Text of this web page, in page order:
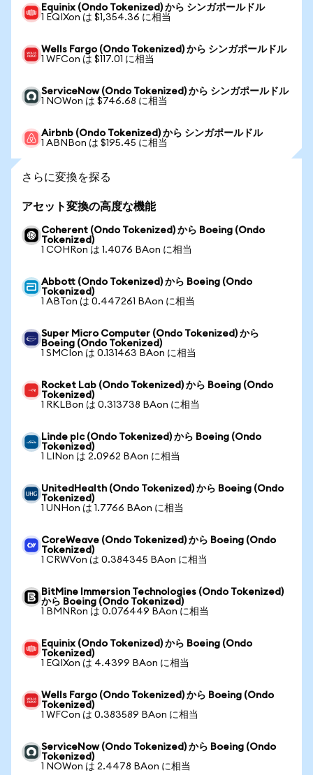
Equinix (Ondo Tokenized) から シンガポールドル
1 EQIXon は $1,354.36 に相当
Wells Fargo (Ondo Tokenized) から シンガポールドル
1 WFCon は $117.01 に相当
ServiceNow (Ondo Tokenized) から シンガポールドル
1 NOWon は $746.68 に相当
Airbnb (Ondo Tokenized) から シンガポールドル
1 ABNBon は $195.45 に相当
さらに変換を探る
アセット変換の高度な機能
Coherent (Ondo Tokenized) から Boeing (Ondo
Tokenized)
1 COHRon は 1.4076 BAon に相当
Abbott (Ondo Tokenized) から Boeing (Ondo
Tokenized)
1 ABTon は 0.447261 BAon に相当
Super Micro Computer (Ondo Tokenized) から
Boeing (Ondo Tokenized)
1 SMCIon は 0.131463 BAon に相当
Rocket Lab (Ondo Tokenized) から Boeing (Ondo
Tokenized)
1 RKLBon は 0.313738 BAon に相当
Linde plc (Ondo Tokenized) から Boeing (Ondo
Tokenized)
1 LINon は 2.0962 BAon に相当
UnitedHealth (Ondo Tokenized) から Boeing (Ondo
Tokenized)
1 UNHon は 1.7766 BAon に相当
CoreWeave (Ondo Tokenized) から Boeing (Ondo
Tokenized)
1 CRWVon は 0.384345 BAon に相当
BitMine Immersion Technologies (Ondo Tokenized)
から Boeing (Ondo Tokenized)
1 BMNRon は 0.076449 BAon に相当
Equinix (Ondo Tokenized) から Boeing (Ondo
Tokenized)
1 EQIXon は 4.4399 BAon に相当
Wells Fargo (Ondo Tokenized) から Boeing (Ondo
Tokenized)
1 WFCon は 0.383589 BAon に相当
ServiceNow (Ondo Tokenized) から Boeing (Ondo
Tokenized)
1 NOWon は 2.4478 BAon に相当